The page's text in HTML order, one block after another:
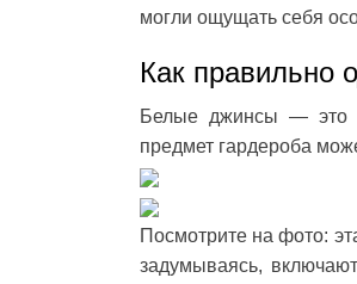
могли ощущать себя
Как правильно
Белые джинсы — это
предмет гардероба
Посмотрите на фото:
задумываясь,